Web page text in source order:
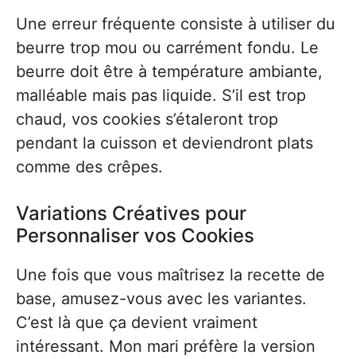
Une erreur fréquente consiste à utiliser du
beurre trop mou ou carrément fondu. Le
beurre doit être à température ambiante,
malléable mais pas liquide. S’il est trop
chaud, vos cookies s’étaleront trop
pendant la cuisson et deviendront plats
comme des crêpes.
Variations Créatives pour
Personnaliser vos Cookies
Une fois que vous maîtrisez la recette de
base, amusez-vous avec les variantes.
C’est là que ça devient vraiment
intéressant. Mon mari préfère la version